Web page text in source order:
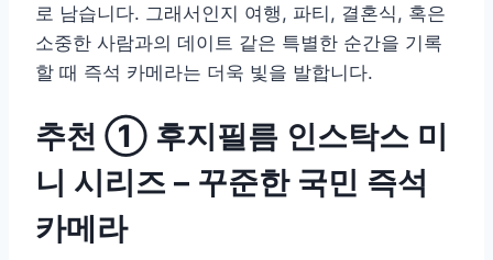
로 남습니다. 그래서인지 여행, 파티, 결혼식, 혹은
소중한 사람과의 데이트 같은 특별한 순간을 기록
할 때 즉석 카메라는 더욱 빛을 발합니다.
추천 ① 후지필름 인스탁스 미
니 시리즈 – 꾸준한 국민 즉석
카메라